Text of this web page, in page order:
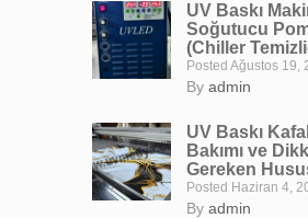
UV Baskı
Soğutucu
(Chiller
Posted Ağustos 19,
By admin
UV Baskı
Bakımı ve
Gereken
Posted Haziran 4,
By admin